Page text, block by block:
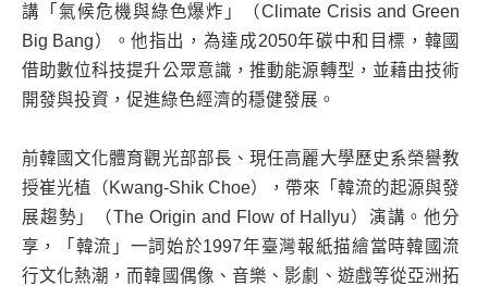
講「氣候危機與綠色爆炸」（Climate Crisis and Green
Big Bang）。他指出，為達成2050年碳中和目標，韓國
借助數位科技提升公眾意識，推動能源轉型，並藉由技術
開發與投資，促進綠色經濟的穩健發展。
前韓國文化體育觀光部部長、現任高麗大學歷史系榮譽教
授崔光植（Kwang-Shik Choe），帶來「韓流的起源與發
展趨勢」（The Origin and Flow of Hallyu）演講。他分
享，「韓流」一詞始於1997年臺灣報紙描繪當時韓國流
行文化熱潮，而韓國偶像、音樂、影劇、遊戲等從亞洲拓